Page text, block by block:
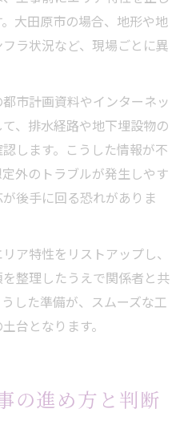
大田原市の場合、地形や地
ラ状況など、現場ごとに異
市計画資料やインターネッ
、排水経路や地下埋設物の
します。こうした情報が不
外のトラブルが発生しやす
後手に回る恐れがありま
ア特性をリストアップし、
整理したうえで関係者と共
した準備が、スムーズな工
台となります。
の進め方と判断